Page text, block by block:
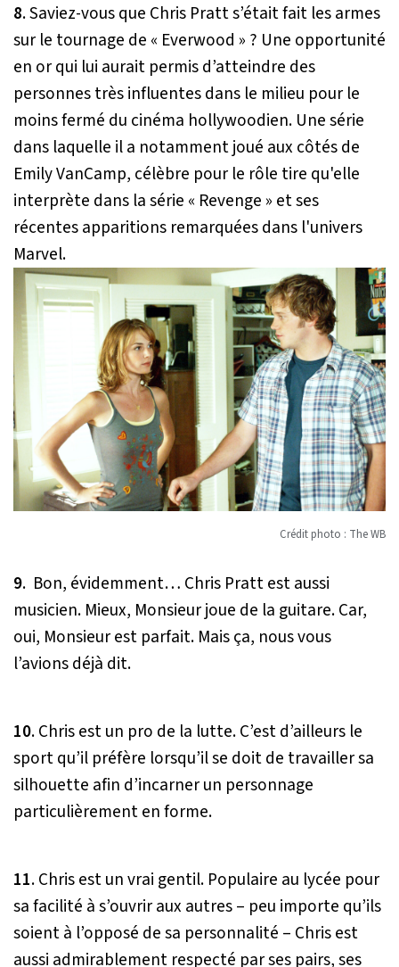
8. Saviez-vous que Chris Pratt s’était fait les armes
sur le tournage de « Everwood » ? Une opportunité
en or qui lui aurait permis d’atteindre des
personnes très influentes dans le milieu pour le
moins fermé du cinéma hollywoodien. Une série
dans laquelle il a notamment joué aux côtés de
Emily VanCamp, célèbre pour le rôle tire qu'elle
interprète dans la série « Revenge » et ses
récentes apparitions remarquées dans l'univers
Marvel.
Crédit photo : The WB
9. Bon, évidemment… Chris Pratt est aussi
musicien. Mieux, Monsieur joue de la guitare. Car,
oui, Monsieur est parfait. Mais ça, nous vous
l’avions déjà dit.
10. Chris est un pro de la lutte. C’est d’ailleurs le
sport qu’il préfère lorsqu’il se doit de travailler sa
silhouette afin d’incarner un personnage
particulièrement en forme.
11. Chris est un vrai gentil. Populaire au lycée pour
sa facilité à s’ouvrir aux autres – peu importe qu’ils
soient à l’opposé de sa personnalité – Chris est
aussi admirablement respecté par ses pairs, ses